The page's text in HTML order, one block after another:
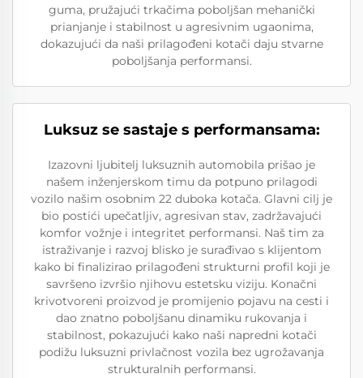
guma, pružajući trkačima poboljšan mehanički
prianjanje i stabilnost u agresivnim ugaonima,
dokazujući da naši prilagođeni kotači daju stvarne
poboljšanja performansi.
Luksuz se sastaje s performansama:
Izazovni ljubitelj luksuznih automobila prišao je
našem inženjerskom timu da potpuno prilagodi
vozilo našim osobnim 22 duboka kotača. Glavni cilj je
bio postići upečatljiv, agresivan stav, zadržavajući
komfor vožnje i integritet performansi. Naš tim za
istraživanje i razvoj blisko je surađivao s klijentom
kako bi finalizirao prilagođeni strukturni profil koji je
savršeno izvršio njihovu estetsku viziju. Konačni
krivotvoreni proizvod je promijenio pojavu na cesti i
dao znatno poboljšanu dinamiku rukovanja i
stabilnost, pokazujući kako naši napredni kotači
podižu luksuzni privlačnost vozila bez ugrožavanja
strukturalnih performansi.